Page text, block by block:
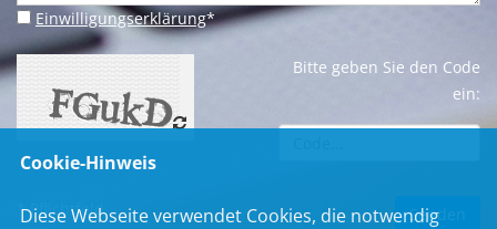
Einwilligungserklärung*
Bitte geben Sie den Code
ein:
* Pflichtfeld
Cookie-Hinweis
Diese Webseite verwendet Cookies, die notwendig